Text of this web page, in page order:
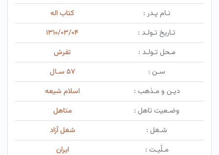
نـام پـدر :
کتاب اله
تـاریخ تـولـد :
۱۳۱۰/۰۳/۰۴
مـحل تـولـد :
تفرش
سـن :
۵۷ سـال
دیـن و مـذهب :
اسلام شیعه
وضـعیت تاهل :
متاهل
شـغل :
شغل آزاد
مـلّیـت :
ایران